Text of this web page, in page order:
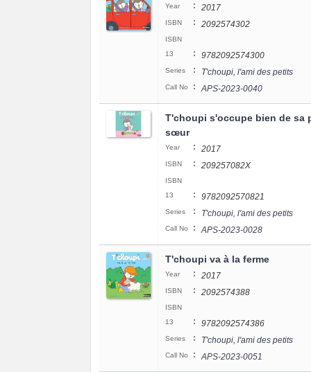
Year : 2017
ISBN : 2092574302
ISBN
13
: 9782092574300
Series : T'choupi, l'ami des petits
Call No : APS-2023-0040
T'choupi s'occupe bien de sa
sœur
Year : 2017
ISBN : 209257082X
ISBN
13
: 9782092570821
Series : T'choupi, l'ami des petits
Call No : APS-2023-0028
T'choupi va à la ferme
Year : 2017
ISBN : 2092574388
ISBN
13
: 9782092574386
Series : T'choupi, l'ami des petits
Call No : APS-2023-0051